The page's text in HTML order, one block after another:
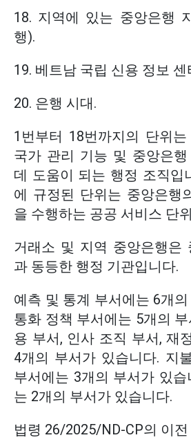
18. 지역에 있는 중앙은행
행).
19. 베트남 국립 신용 정보 센
20. 은행 시대.
1번부터 18번까지의 단위
국가 관리 기능 및 중앙은
데 도움이 되는 행정 조직입
에 규정된 단위는 중앙은행
을 수행하는 공공 서비스 단
거래소 및 지역 중앙은행은
과 동등한 행정 기관입니다.
예측 및 통계 부서에는 6개
통화 정책 부서에는 5개의
용 부서, 인사 조직 부서, 재
4개의 부서가 있습니다. 지
부서에는 3개의 부서가 있습
는 2개의 부서가 있습니다.
법령 26/2025/ND-CP의 이